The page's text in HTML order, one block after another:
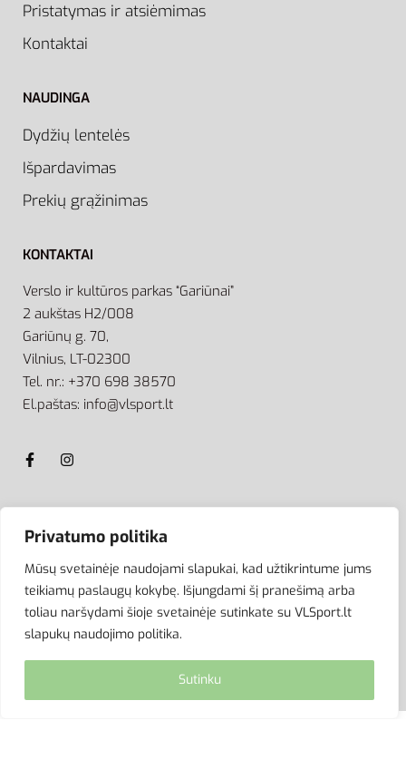
Privatumo politika
Mūsų svetainėje naudojami slapukai, kad užtikrintume jums
teikiamų paslaugų kokybę. Išjungdami šį pranešimą arba
toliau naršydami šioje svetainėje sutinkate su VLSport.lt
slapukų naudojimo politika.
Sutinku
Pristatymas ir atsiėmimas
Kontaktai
NAUDINGA
Dydžių lentelės
Išpardavimas
Prekių grąžinimas
KONTAKTAI
Verslo ir kultūros parkas “Gariūnai”
2 aukštas H2/008
Gariūnų g. 70,
Vilnius, LT-02300
Tel. nr.: +370 698 38570
El.paštas: info@vlsport.lt